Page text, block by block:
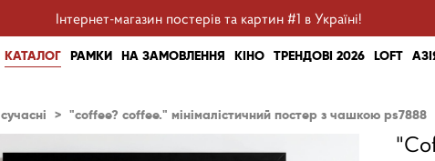
Інтернет-магазин постерів та картин #1 в Україні!
КАТАЛОГ РАМКИ НА ЗАМОВЛЕННЯ КІНО ТРЕНДОВІ 2026 LOFT
сучасні > "coffee? coffee." мінімалістичний постер з чашкою ps7888